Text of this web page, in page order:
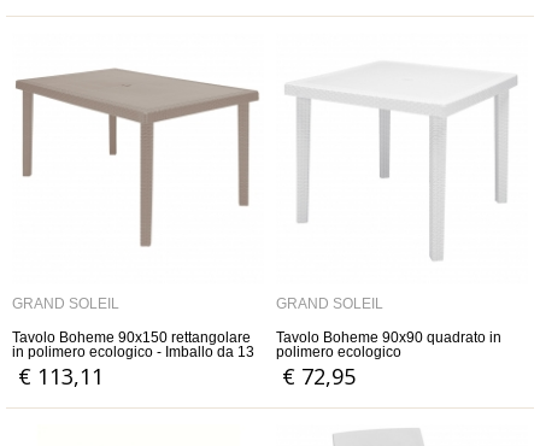
GRAND SOLEIL
Tavolo Boheme 90x150 rettangolare
in polimero ecologico - Imballo da 13
pezzi
€ 113,11
GRAND SOLEIL
Tavolo Boheme 90x90 quadrato in
polimero ecologico
€ 72,95